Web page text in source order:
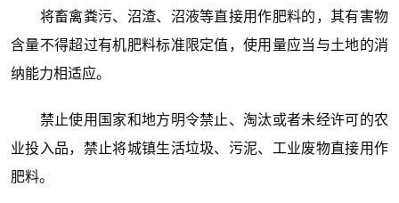
将畜禽粪污、沼渣、沼液等直接用作肥料的，其有害物
含量不得超过有机肥料标准限定值，使用量应当与土地的消
纳能力相适应。
禁止使用国家和地方明令禁止、淘汰或者未经许可的农
业投入品，禁止将城镇生活垃圾、污泥、工业废物直接用作
肥料。